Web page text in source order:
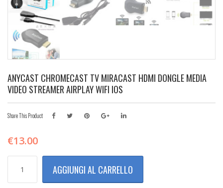
ANYCAST CHROMECAST TV MIRACAST HDMI DONGLE MEDIA
VIDEO STREAMER AIRPLAY WIFI IOS
Share This Product
€13.00
CHROMECAST
AGGIUNGI AL CARRELLO